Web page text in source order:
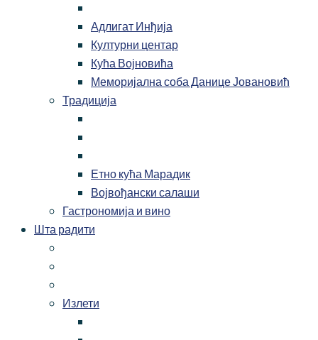
Адлигат Инђија
Културни центар
Кућа Војновића
Меморијална соба Данице Јовановић
Традиција
Етно кућа Марадик
Војвођански салаши
Гастрономија и вино
Шта радити
Излети